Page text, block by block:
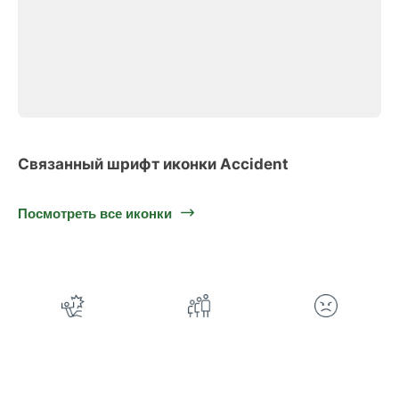
Связанный шрифт иконки Accident
Посмотреть все иконки